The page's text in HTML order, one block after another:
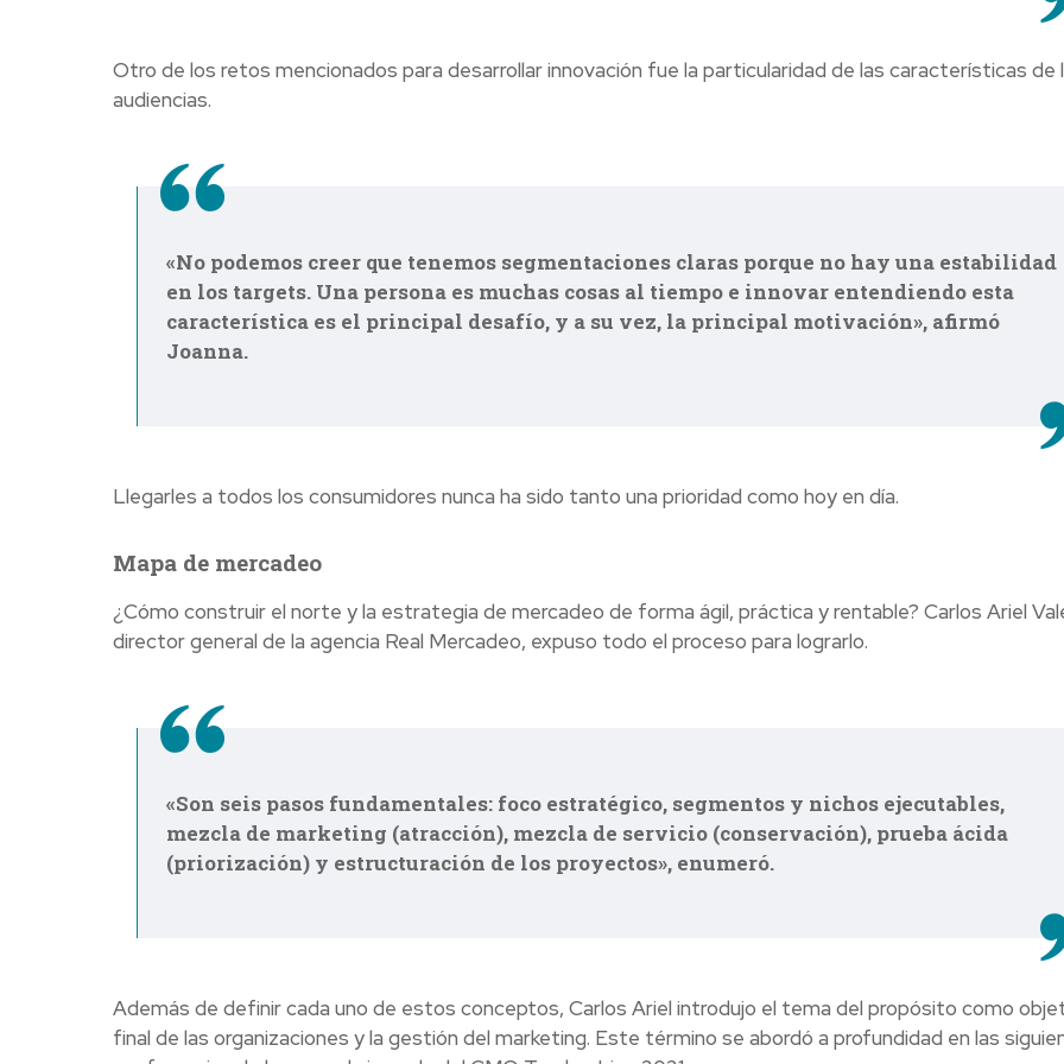
Otro de los retos mencionados para desarrollar innovación fue la particularidad de las características de
audiencias.
«No podemos creer que tenemos segmentaciones claras porque no hay una estabilidad
en los targets. Una persona es muchas cosas al tiempo e innovar entendiendo esta
característica es el principal desafío, y a su vez, la principal motivación», afirmó
Joanna.
Llegarles a todos los consumidores nunca ha sido tanto una prioridad como hoy en día.
Mapa de mercadeo
¿Cómo construir el norte y la estrategia de mercadeo de forma ágil, práctica y rentable? Carlos Ariel
director general de la agencia Real Mercadeo, expuso todo el proceso para lograrlo.
«Son seis pasos fundamentales: foco estratégico, segmentos y nichos ejecutables,
mezcla de marketing (atracción), mezcla de servicio (conservación), prueba ácida
(priorización) y estructuración de los proyectos», enumeró.
Además de definir cada uno de estos conceptos, Carlos Ariel introdujo el tema del propósito como
final de las organizaciones y la gestión del marketing. Este término se abordó a profundidad en las